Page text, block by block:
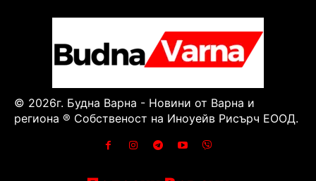
© 2026г. Будна Варна - Новини от Варна и
региона ® Собственост на Иноуейв Рисърч ЕООД.